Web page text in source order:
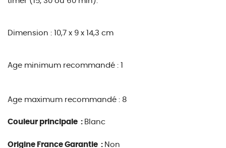
Dimension : 10,7 x 9 x 14,3 cm
Age minimum recommandé : 1
Age maximum recommandé : 8
Couleur principale : Blanc
Origine France Garantie : Non